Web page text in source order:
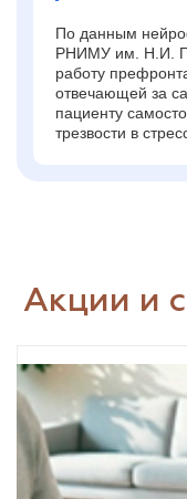
По данным
РНИМУ им. Н.И.
работу
отвечающей за
пациенту
трезвости в
Акции и